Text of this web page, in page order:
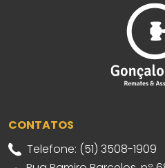
CONTATOS
Telefone: (51) 3508-1909